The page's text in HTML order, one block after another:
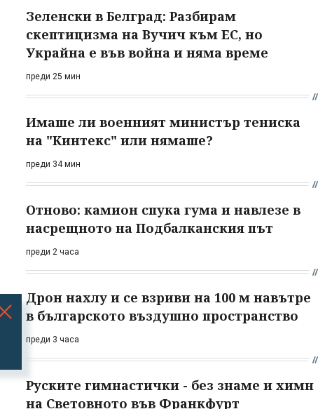
Зеленски в Белград: Разбирам
скептицизма на Вучич към ЕС, но
Украйна е във война и няма време
преди 25 мин
Имаше ли военният министър тениска
на "Кинтекс" или нямаше?
преди 34 мин
Отново: камион спука гума и навлезе в
насрещното на Подбалканския път
преди 2 часа
Дрон нахлу и се взриви на 100 м навътре
в българското въздушно пространство
преди 3 часа
Руските гимнастички - без знаме и химн
на Световното във Франкфурт